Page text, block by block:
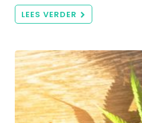
LEES VERDER